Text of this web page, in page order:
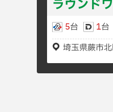
ラウンド
5台 1台
埼玉県蕨市